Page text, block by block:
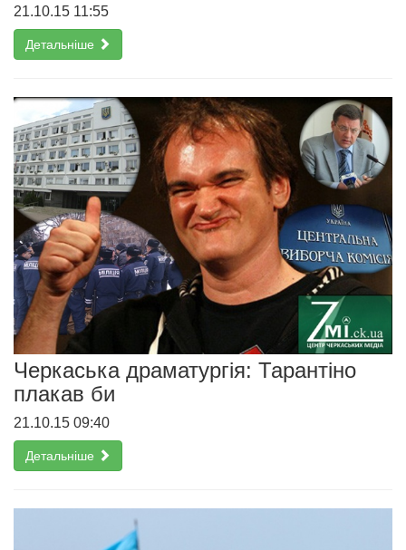
21.10.15 11:55
Детальніше
Черкаська драматургія: Тарантіно
плакав би
21.10.15 09:40
Детальніше